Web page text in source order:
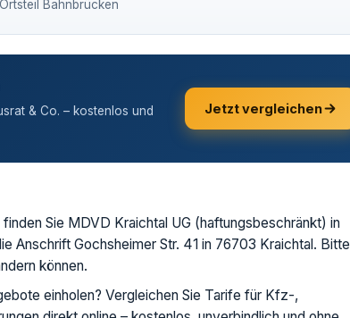
Bahnbrücken
& Co. – kostenlos und
Jetzt vergleichen
Sie MDVD Kraichtal UG (haftungsbeschränkt) in
Anschrift Gochsheimer Str. 41 in 76703 Kraichtal. Bitte
können.
einholen? Vergleichen Sie Tarife für Kfz-,